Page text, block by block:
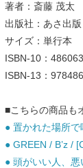
著者：斎藤 茂太
出版社：あさ出版
サイズ：単行本
ISBN-10：
ISBN-13：
■こちらの商品も
● 置かれた場所
● GREEN / B’z /
● 頭がいい人、